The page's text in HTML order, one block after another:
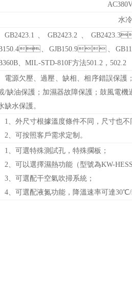
水
GB2423.1、GB2423.2、
、GJB150.9、
、MIL-STD-810F方法501.2，502.2
電源欠壓、過壓、缺相、相序錯誤保護
/缺油保護；加濕器故障保護；鼓風電機
缺水保護。
1、外尺寸根據溫度條件不同，尺寸也
2、 可按照客戶需求定制 。
1、 可選特殊測試孔，特殊擱板；
2、可以選擇濕熱功能（型號為KW-HESS
3、可選配干空氣吹掃系統；
4、可選配液氮功能，降溫速率可達30℃